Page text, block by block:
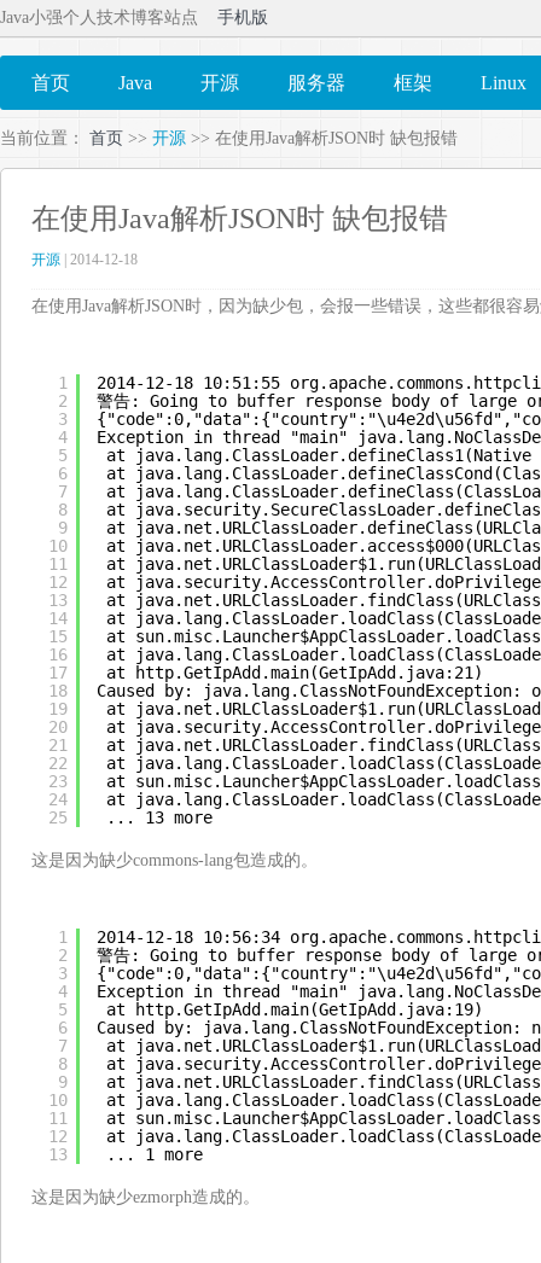
Java小强个人技术博客站点 手机版
首页 Java 开源 服务器 框架 Linux
当前位置： 首页 >> 开源 >> 在使用Java解析JSON时 缺包报错
在使用Java解析JSON时 缺包报错
开源 | 2014-12-18
在使用Java解析JSON时，因为缺少包，会报一些错误，这些都很容
1
2
3
4
5
6
7
8
9
10
11
12
13
14
15
16
17
18
19
20
21
22
23
24
25
2014-12-18 10:51:55
警告: Going to buffer response body of large
Exception in thread "main"
at java.lang.ClassLoader.defineClass1(Native
at
at
at
at
at
at
at
at
at
at
at
at http.GetIpAdd.main(GetIpAdd.java:21)
Caused by: java.lang.ClassNotFoundException:
at
at
at
at
at
at
... 13 more
这是因为缺少commons-lang包造成的。
1
2
3
4
5
6
7
8
9
10
11
12
13
2014-12-18 10:56:34
警告: Going to buffer response body of large
Exception in thread "main"
at http.GetIpAdd.main(GetIpAdd.java:19)
Caused by: java.lang.ClassNotFoundException:
at
at
at
at
at
at
... 1 more
这是因为缺少ezmorph造成的。